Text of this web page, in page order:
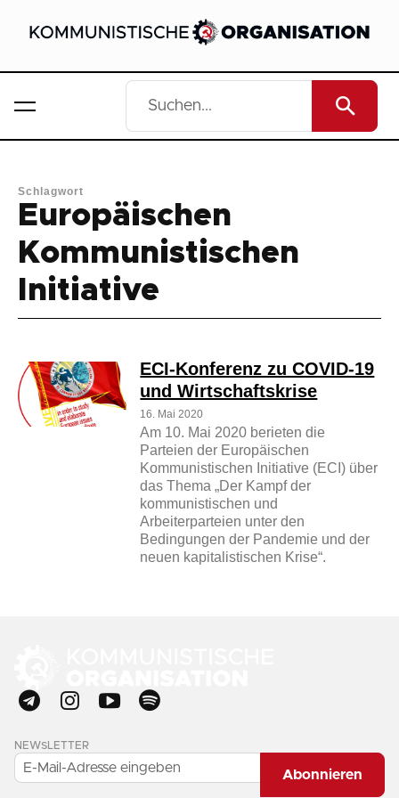
Schlagwort
Europäischen
Kommunistischen
Initiative
ECI-Konferenz zu COVID-19
und Wirtschaftskrise
16. Mai 2020
Am 10. Mai 2020 berieten die
Parteien der Europäischen
Kommunistischen Initiative (ECI) über
das Thema „Der Kampf der
kommunistischen und
Arbeiterparteien unter den
Bedingungen der Pandemie und der
neuen kapitalistischen Krise“.
NEWSLETTER
Abonnieren